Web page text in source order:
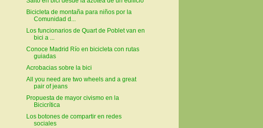
Bicicleta de montaña para niños por la
Comunidad d...
Los funcionarios de Quart de Poblet van en
bici a ...
Conoce Madrid Río en bicicleta con rutas
guiadas
Acrobacias sobre la bici
All you need are two wheels and a great
pair of jeans
Propuesta de mayor civismo en la
Bicicrítica
Los botones de compartir en redes
sociales